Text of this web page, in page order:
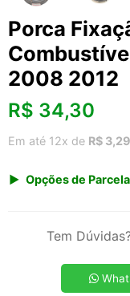
Porca
2008 2012
R$ 34,30
Em até 12x de R$ 3,29
Opções de
2x de R$ 18,38
4x de R$ 9,33
5x de R$ 7,51
Tem